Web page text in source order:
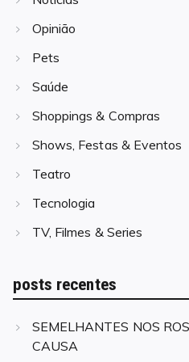
Opinião
Pets
Saúde
Shoppings & Compras
Shows, Festas & Eventos
Teatro
Tecnologia
TV, Filmes & Series
posts recentes
SEMELHANTES NOS
CAUSA